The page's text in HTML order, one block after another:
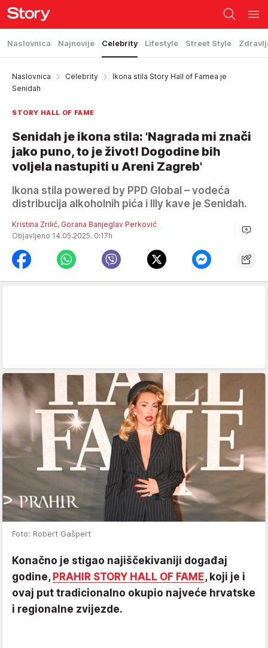
Naslovnica Najnovije Celebrity Lifestyle Street Style
Naslovnica Celebrity
Ikona stila Story Hall of Famea je
Senidah
STORY HALL OF FAME
Senidah je ikona stila: 'Nagrada mi znači
jako puno, to je život! Dogodine bih
voljela nastupiti u Areni Zagreb'
Ikona stila powered by PPD Global – vodeća
distribucija alkoholnih pića i Illy kave je Senidah.
Kristina Zrilić, Gorana Banjeglav Perković
Objavljeno 14.05.2025. 0:17h
Foto: Robert Gašpert
Konačno je stigao najiščekivaniji događaj
godine, PRAHIR STORY HALL OF FAME, koji je i
ovaj put tradicionalno okupio najveće hrvatske
i regionalne zvijezde.